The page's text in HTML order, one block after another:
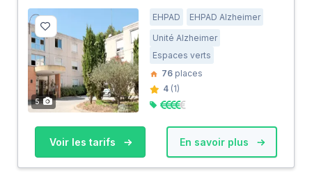
5
EHPAD
EHPAD Alzheimer
Unité Alzheimer
Espaces verts
76 places
4 (1)
Voir les tarifs En savoir plus